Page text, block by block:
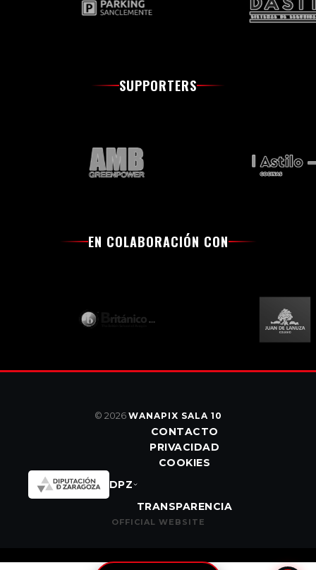
SUPPORTERS
EN COLABORACIÓN CON
© 2026 WANAPIX SALA 10
CONTACTO
PRIVACIDAD
COOKIES
DPZ
TRANSPARENCIA
OFFICIAL WEBSITE